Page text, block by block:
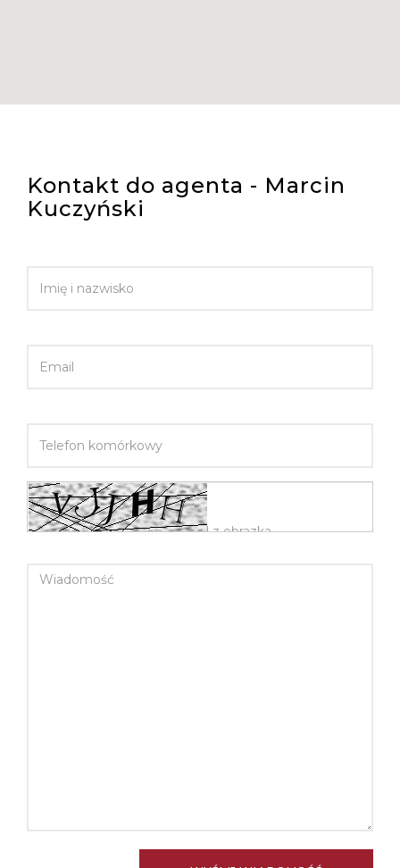
Kontakt do agenta - Marcin
Kuczyński